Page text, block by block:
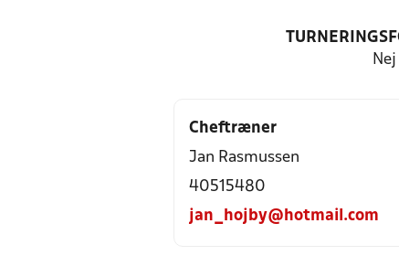
Nej
Cheftræner
Jan Rasmussen
40515480
jan_hojby@hotmail.com